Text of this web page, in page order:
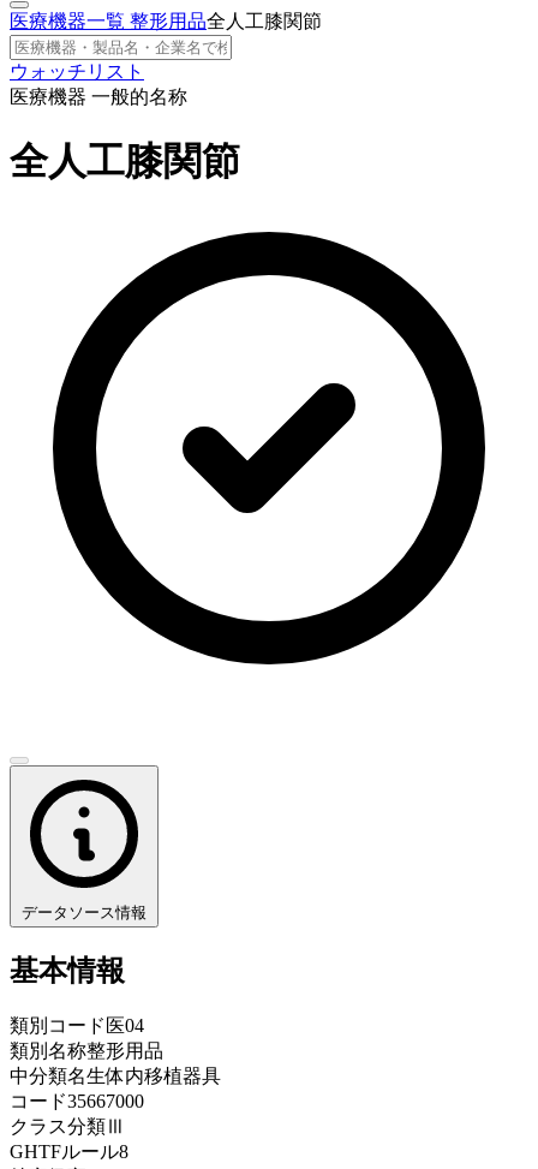
医療機器一覧 整形用品全人工膝関節
ウォッチリスト
医療機器 一般的名称
全人工膝関節
データソース情報
基本情報
類別コード 医04
類別名称整形用品
中分類名生体内移植器具
コード35667000
クラス分類Ⅲ
GHTFルール8